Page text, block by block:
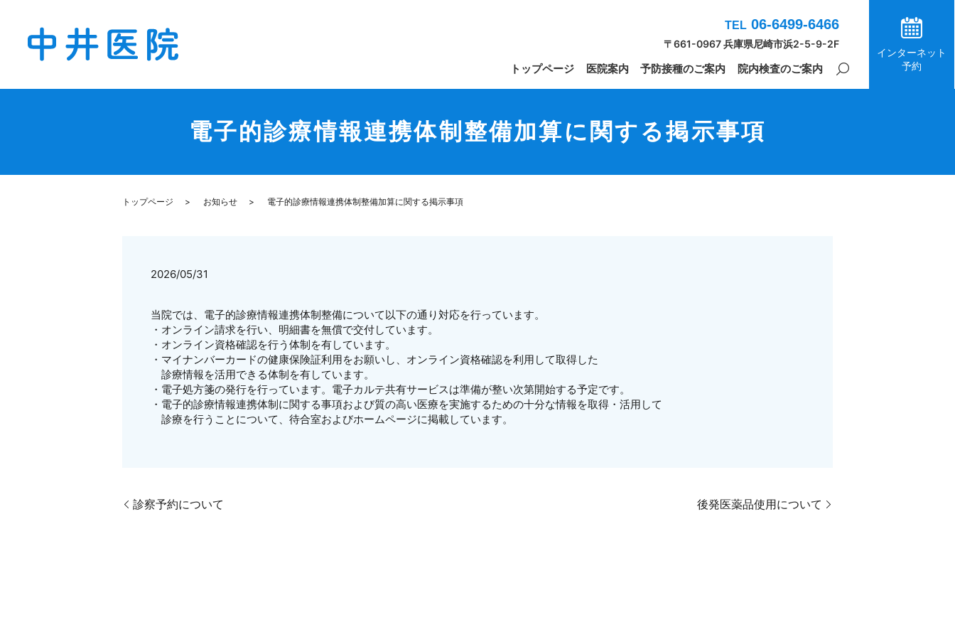
トップページ 医院案内 予防接種のご案内 院内検査のご案内
インターネット
予約
TEL 06-6499-6466
〒661-0967 兵庫県尼崎市浜2-5-9-2F
電子的診療情報連携体制整備加算に関する掲示事項
トップページ お知らせ 電子的診療情報連携体制整備加算に関する掲示事項
2026/05/31
当院では、電子的診療情報連携体制整備について以下の通り対応を行っています。
・オンライン請求を行い、明細書を無償で交付しています。
・オンライン資格確認を行う体制を有しています。
・マイナンバーカードの健康保険証利用をお願いし、オンライン資格確認を利用して取得した
診療情報を活用できる体制を有しています。
・電子処方箋の発行を行っています。電子カルテ共有サービスは準備が整い次第開始する予定です。
・電子的診療情報連携体制に関する事項および質の高い医療を実施するための十分な情報を取得・活用して
診療を行うことについて、待合室およびホームページに掲載しています。
診察予約について 後発医薬品使用について